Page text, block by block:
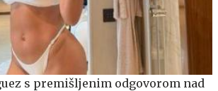
s premišljenim odgovorom nad